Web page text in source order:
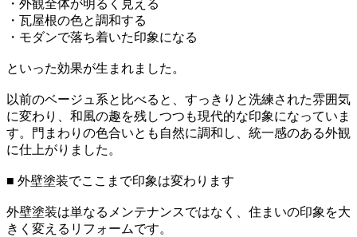
・外観全体が明るく見える
・瓦屋根の色と調和する
・モダンで落ち着いた印象になる
といった効果が生まれました。
以前のベージュ系と比べると、すっきりと洗練された雰囲気
に変わり、和風の趣を残しつつも現代的な印象になっていま
す。門まわりの色合いとも自然に調和し、統一感のある外観
に仕上がりました。
■ 外壁塗装でここまで印象は変わります
外壁塗装は単なるメンテナンスではなく、住まいの印象を大
きく変えるリフォームです。